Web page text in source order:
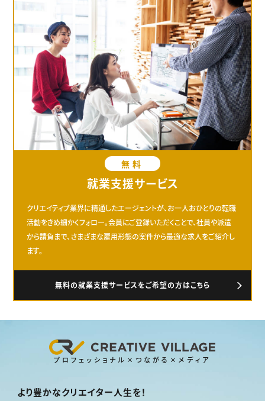
無料
就業支援サービス
クリエイティブ業界に精通したエージェントが、お一人おひとりの転職
活動をきめ細かくフォロー。会員にご登録いただくことで、社員や派遣
から請負まで、さまざまな雇用形態の案件から最適な求人をご紹介し
ます。
無料の就業支援サービスをご希望の方はこちら
プロフェッショナル×つながる×メディア
より豊かなクリエイター人生を！